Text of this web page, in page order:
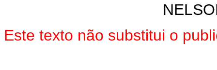
Este texto não substitui o